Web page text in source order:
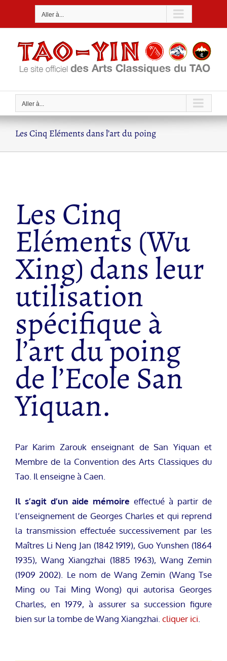
Aller à...
Aller à...
Les Cinq Eléments dans l’art du poing
Les Cinq
Eléments (Wu
Xing) dans leur
utilisation
spécifique à
l’art du poing
de l’Ecole San
Yiquan.
Par Karim Zarouk enseignant de San Yiquan et
Membre de la Convention des Arts Classiques du
Tao. Il enseigne à Caen.
Il s’agit d’un aide mémoire effectué à partir de
l’enseignement de Georges Charles et qui reprend
la transmission effectuée successivement par les
Maîtres Li Neng Jan (1842 1919), Guo Yunshen (1864
1935), Wang Xiangzhai (1885 1963), Wang Zemin
(1909 2002). Le nom de Wang Zemin (Wang Tse
Ming ou Tai Ming Wong) qui autorisa Georges
Charles, en 1979, à assurer sa succession figure
bien sur la tombe de Wang Xiangzhai. cliquer ici